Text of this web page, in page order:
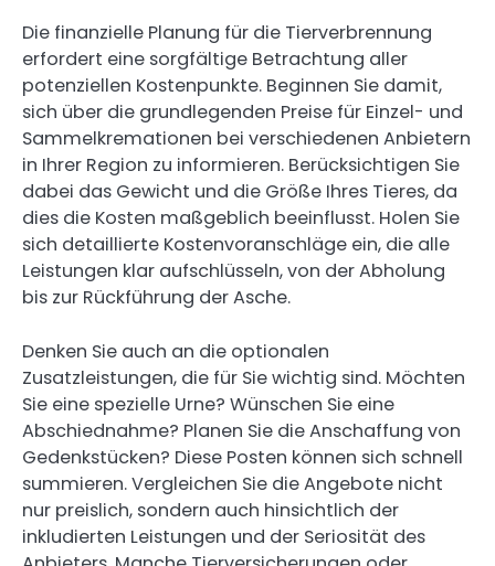
Die finanzielle Planung für die Tierverbrennung
erfordert eine sorgfältige Betrachtung aller
potenziellen Kostenpunkte. Beginnen Sie damit,
sich über die grundlegenden Preise für Einzel- und
Sammelkremationen bei verschiedenen Anbietern
in Ihrer Region zu informieren. Berücksichtigen Sie
dabei das Gewicht und die Größe Ihres Tieres, da
dies die Kosten maßgeblich beeinflusst. Holen Sie
sich detaillierte Kostenvoranschläge ein, die alle
Leistungen klar aufschlüsseln, von der Abholung
bis zur Rückführung der Asche.
Denken Sie auch an die optionalen
Zusatzleistungen, die für Sie wichtig sind. Möchten
Sie eine spezielle Urne? Wünschen Sie eine
Abschiednahme? Planen Sie die Anschaffung von
Gedenkstücken? Diese Posten können sich schnell
summieren. Vergleichen Sie die Angebote nicht
nur preislich, sondern auch hinsichtlich der
inkludierten Leistungen und der Seriosität des